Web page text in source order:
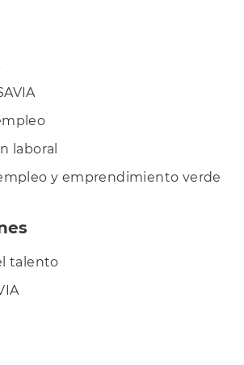
laboral
y emprendimiento verde
talento